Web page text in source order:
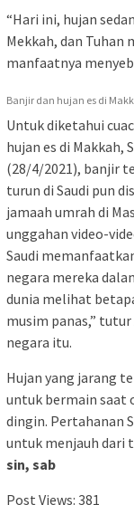
“Hari ini, hujan
Mekkah, dan Tuhan
manfaatnya
Banjir dan hujan es di
Untuk diketahui
hujan es di Makkah,
(28/4/2021), banjir
turun di Saudi pun
jamaah umrah di
unggahan video-
Saudi
negara mereka
dunia melihat
musim panas,” tutur
negara itu.
Hujan yang jarang
untuk bermain saat
dingin. Pertahanan
untuk menjauh dari
sin, sab
Post Views: 381